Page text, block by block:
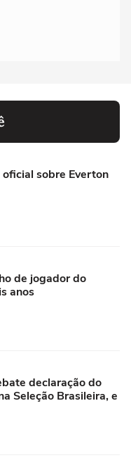
sobre Everton
de jogador do
anos
declaração do
Seleção Brasileira, e